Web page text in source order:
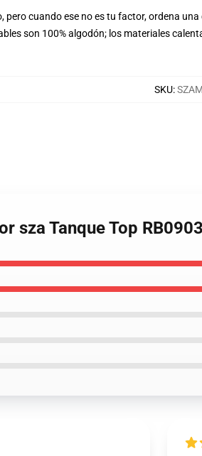
pero cuando ese no es tu factor, ordena
son 100% algodón; los materiales
SKU:
sza Tanque Top RB0903